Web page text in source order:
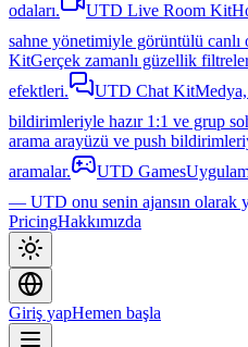
odaları.
UTD Live Room Kit
sahne yönetimiyle görüntülü canlı
KitGerçek zamanlı güzellik
efektleri.
UTD Chat Kit
bildirimleriyle hazır 1:1 ve grup
arama arayüzü ve push
aramalar.
UTD Games
— UTD onu senin ajansın olarak
PricingHakkımızda
Giriş yapHemen başla